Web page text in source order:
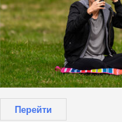
Перейти